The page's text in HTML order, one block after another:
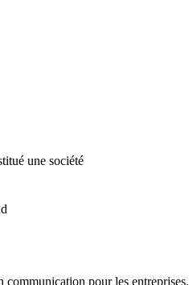
une société
communication pour les entreprises.